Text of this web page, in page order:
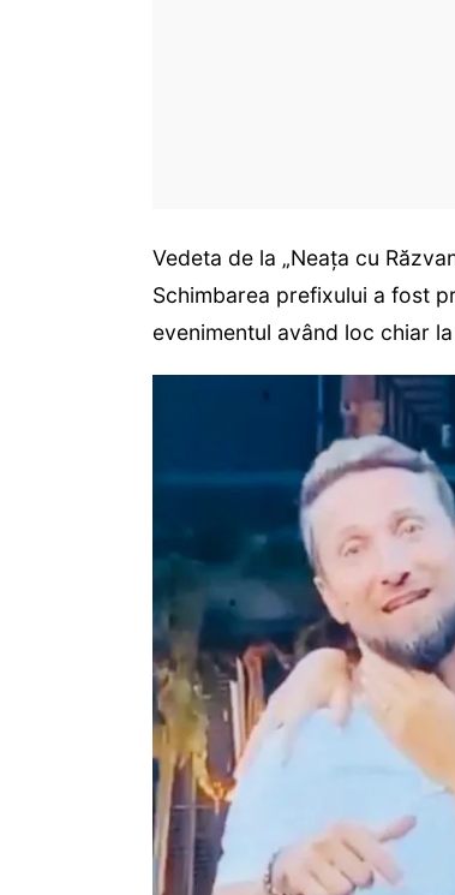
Vedeta de la „Neața cu
Schimbarea prefixului a fost
evenimentul având loc chiar